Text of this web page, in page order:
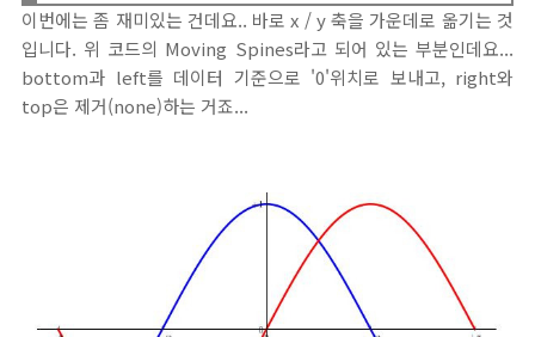
이번에는 좀 재미있는 건데요.. 바로 x / y 축을 가운데로 옮기는 것
입니다. 위 코드의 Moving Spines라고 되어 있는 부분인데요...
bottom과 left를 데이터 기준으로 '0'위치로 보내고, right와
top은 제거(none)하는 거죠...